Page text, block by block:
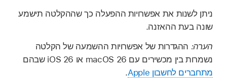
ניתן לשנות את אפשרויות ההפעלה כך שההקלטה תישמע
שונה בעת ההאזנה.
הערה: ההגדרות של אפשרויות ההשמעה של הקלטה
נשמרות בין מכשירים עם macOS 26 או iOS 26 שבהם
מתחברים לחשבון Apple
.